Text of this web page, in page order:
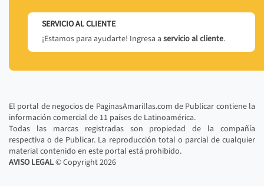
SERVICIO AL CLIENTE
¡Estamos para ayudarte! Ingresa a servicio al cliente.
El portal de negocios de PaginasAmarillas.com de Publicar contiene la
información comercial de 11 países de Latinoamérica.
Todas las marcas registradas son propiedad de la compañía
respectiva o de Publicar. La reproducción total o parcial de cualquier
material contenido en este portal está prohibido.
AVISO LEGAL© Copyright2026